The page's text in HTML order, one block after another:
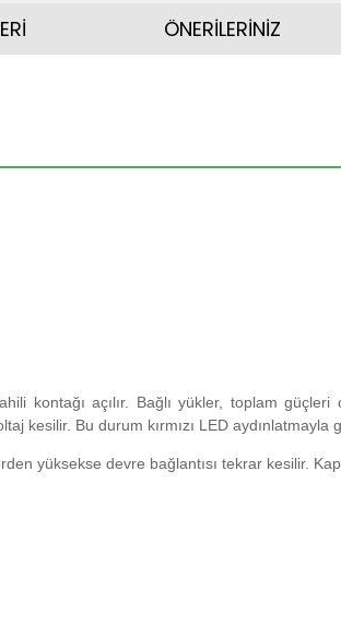
kontağı açılır. Bağlı yükler, toplam güçleri
kesilir. Bu durum kırmızı LED aydınlatmayla
yüksekse devre bağlantısı tekrar kesilir.
ÖNERİLERİNİZ